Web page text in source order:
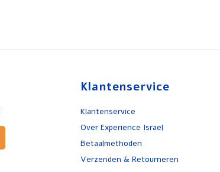
Klantenservice
Klantenservice
Over Experience Israel
Betaalmethoden
Verzenden & Retourneren